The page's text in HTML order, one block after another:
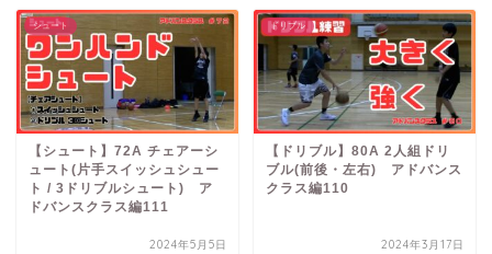
シュート
【シュート】72A チェアーシ
ュート(片手スイッシュシュー
ト / 3ドリブルシュート) ア
ドバンスクラス編111
2024年5月5日
ドリブル
【ドリブル】80A 2人組ドリ
ブル(前後・左右) アドバンス
クラス編110
2024年3月17日